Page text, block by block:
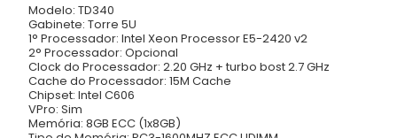
Modelo: TD340
Gabinete: Torre 5U
1° Processador: Intel Xeon Processor E5-2420 v2
2° Processador: Opcional
Clock do Processador: 2.20 GHz + turbo bost 2.7 GHz
Cache do Processador: 15M Cache
Chipset: Intel C606
VPro: Sim
Memória: 8GB ECC (1x8GB)